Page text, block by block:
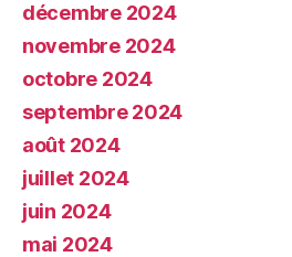
décembre 2024
novembre 2024
octobre 2024
septembre 2024
août 2024
juillet 2024
juin 2024
mai 2024